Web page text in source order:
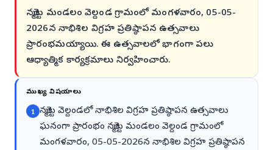
నర్మెట్ట మండలం వెల్దండ గ్రామంలో మంగళవారం, 05-05-
2026న నాభిశిల విగ్రహ ప్రతిష్ఠాపన ఉత్సవాలు
ప్రారంభమయ్యాయి. ఈ ఉత్సవాలలో భాగంగా పలు
ఆధ్యాత్మిక కార్యక్రమాలు నిర్వహించారు.
ముఖ్య విషయాలు
1 నర్మెట్ట వెల్దండలో నాభిశిల విగ్రహ ప్రతిష్ఠాపన ఉత్సవాలు
ఘనంగా ప్రారంభం నర్మెట్ట మండలం వెల్దండ గ్రామంలో
మంగళవారం, 05-05-2026న నాభిశిల విగ్రహ ప్రతిష్ఠాపన